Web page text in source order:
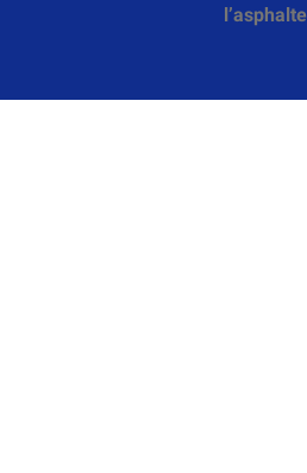
l’asphalte